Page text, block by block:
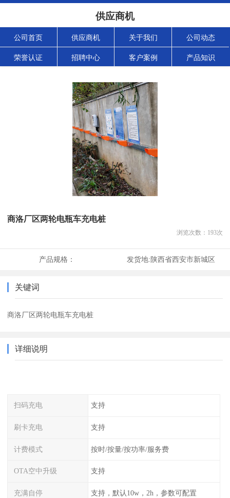
供应商机
公司首页 供应商机 关于我们 公司动态
荣誉认证 招聘中心 客户案例 产品知识
商洛厂区两轮电瓶车充电桩
浏览次数： 193次
产品规格： 发货地:陕西省西安市新城区
关键词
商洛厂区两轮电瓶车充电桩
详细说明
扫码充电 支持
刷卡充电 支持
计费模式 按时/按量/按功率/服务费
OTA空中升级 支持
充满自停 支持，默认10w，2h，参数可配置